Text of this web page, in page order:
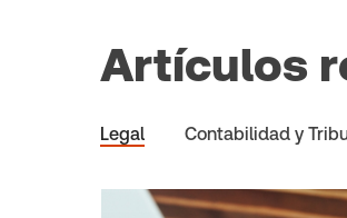
Artículos
Legal Contabilidad y